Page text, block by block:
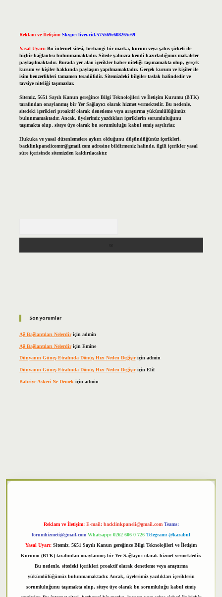
Reklam ve İletişim: Skype: live:.cid.575569c608265c69
Yasal Uyarı: Bu internet sitesi, herhangi bir marka, kurum veya şahıs şirketi ile
hiçbir bağlantısı bulunmamaktadır. Sitede yalnızca kendi hazırladığımız makaleler
paylaşılmaktadır. Burada yer alan içerikler haber niteliği taşımamakta olup, gerçek
kurum ve kişiler hakkında paylaşım yapılmamaktadır. Gerçek kurum ve kişiler ile
isim benzerlikleri tamamen tesadüfidir. Sitemizdeki bilgiler taslak halindedir ve
tavsiye niteliği taşımazlar.
Sitemiz, 5651 Sayılı Kanun gereğince Bilgi Teknolojileri ve İletişim Kurumu (BTK)
tarafından onaylanmış bir Yer Sağlayıcı olarak hizmet vermektedir. Bu nedenle,
sitedeki içerikleri proaktif olarak denetleme veya araştırma yükümlülüğümüz
bulunmamaktadır. Ancak, üyelerimiz yazdıkları içeriklerin sorumluluğunu
taşımakta olup, siteye üye olarak bu sorumluluğu kabul etmiş sayılırlar.
Hukuka ve yasal düzenlemelere aykırı olduğunu düşündüğünüz içerikleri,
backlinkpanelicomtr@gmail.comadresine bildirmeniz halinde, ilgili içerikler yasal
süre içerisinde sitemizden kaldırılacaktır.
Son yorumlar
Ağ Bağlantıları Nelerdiriçin admin
Ağ Bağlantıları Nelerdiriçin Emine
Dünyanın Güneş Etrafında Dönüş Hızı Neden Değişiriçin admin
Dünyanın Güneş Etrafında Dönüş Hızı Neden Değişiriçin Elif
Bahriye Askeri Ne Demek için admin
Reklam ve İletişim: E-mail: backlinkpaneli@gmail.com Teams:
forumhizmeti@gmail.com Whatsapp: 0262 606 0 726 Telegram: @karabul
Yasal Uyarı: Sitemiz, 5651 Sayılı Kanun gereğince Bilgi Teknolojileri ve İletişim
Kurumu (BTK) tarafından onaylanmış bir Yer Sağlayıcı olarak hizmet vermektedir.
Bu nedenle, sitedeki içerikleri proaktif olarak denetleme veya araştırma
yükümlülüğümüz bulunmamaktadır. Ancak, üyelerimiz yazdıkları içeriklerin
sorumluluğunu taşımakta olup, siteye üye olarak bu sorumluluğu kabul etmiş